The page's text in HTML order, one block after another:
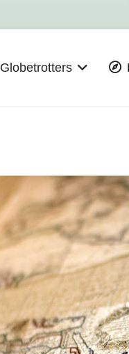
Globetrotters